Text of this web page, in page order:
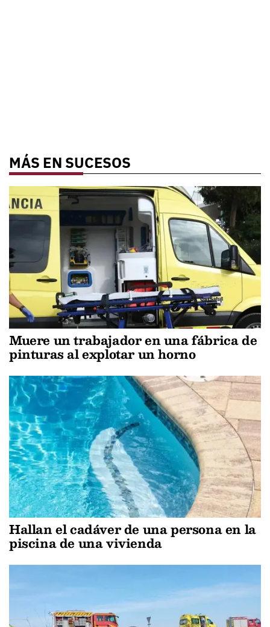
MÁS EN SUCESOS
Muere un trabajador en una fábrica de
pinturas al explotar un horno
Hallan el cadáver de una persona en la
piscina de una vivienda